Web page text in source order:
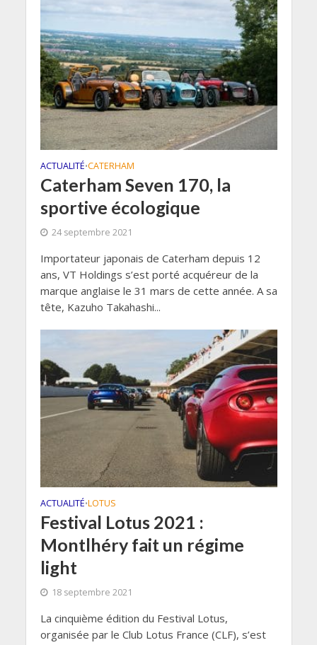
ACTUALITÉ•CATERHAM
Caterham Seven 170, la
sportive écologique
24 septembre 2021
Importateur japonais de Caterham depuis 12
ans, VT Holdings s’est porté acquéreur de la
marque anglaise le 31 mars de cette année. A sa
tête, Kazuho Takahashi...
ACTUALITÉ•LOTUS
Festival Lotus 2021 :
Montlhéry fait un régime
light
18 septembre 2021
La cinquième édition du Festival Lotus,
organisée par le Club Lotus France (CLF), s’est